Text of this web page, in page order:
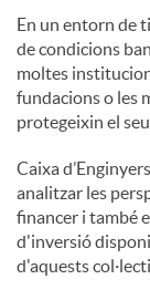
o
n
t
i
En un entorn de
de condicions
moltes
fundacions o les
protegeixin el
Caixa
analitzar les
financer i també
d'inversió
d'aquests